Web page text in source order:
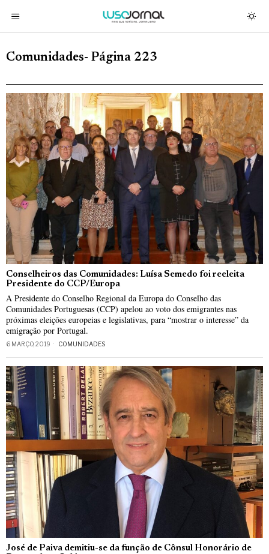
Comunidades- Página 223
Conselheiros das Comunidades: Luísa Semedo foi reeleita
Presidente do CCP/Europa
A Presidente do Conselho Regional da Europa do Conselho das
Comunidades Portuguesas (CCP) apelou ao voto dos emigrantes nas
próximas eleições europeias e legislativas, para “mostrar o interesse” da
emigração por Portugal.
6 MARÇO, 2019 COMUNIDADES
José de Paiva demitiu-se da função de Cônsul Honorário de